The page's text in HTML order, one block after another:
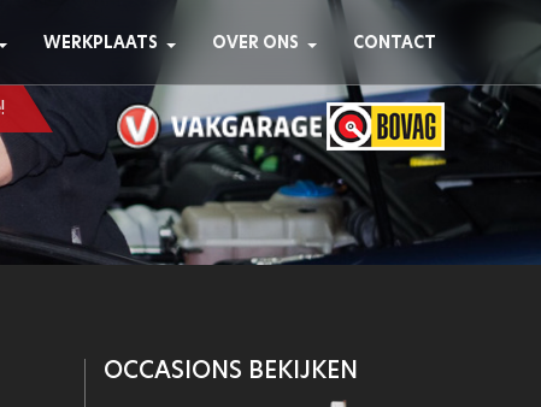
WERKPLAATS OVER ONS CONTACT
!
OCCASIONS BEKIJKEN